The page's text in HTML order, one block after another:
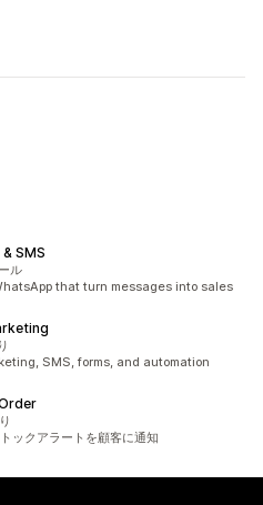
SMS
ル
that turn messages into sales
SMS, forms, and automation
ックアラートを顧客に通知